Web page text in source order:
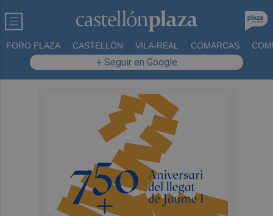
FORO PLAZA CASTELLÓN VILA-REAL COMARCAS
+ Seguir en Google